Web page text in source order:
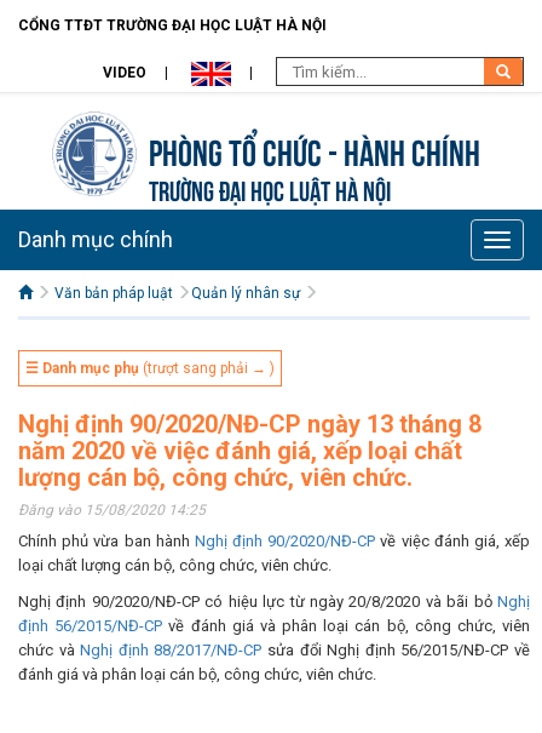
CỔNG TTĐT TRƯỜNG ĐẠI HỌC LUẬT HÀ NỘI
VIDEO
Phòng Tổ chức - Hành chính
TRƯỜNG ĐẠI HỌC LUẬT HÀ NỘI
Toggle
Danh mục chính
Văn bản pháp luật Quản lý nhân sự
☰ Danh mục phụ (trượt sang phải → )
Nghị định 90/2020/NĐ-CP ngày 13 tháng 8
năm 2020 về việc đánh giá, xếp loại chất
lượng cán bộ, công chức, viên chức.
Đăng vào 15/08/2020 14:25
Chính phủ vừa ban hành Nghị định 90/2020/NĐ-CP về việc đánh giá, xếp
loại chất lượng cán bộ, công chức, viên chức.
Nghị định 90/2020/NĐ-CP có hiệu lực từ ngày 20/8/2020 và bãi bỏ Nghị
định 56/2015/NĐ-CP về đánh giá và phân loại cán bộ, công chức, viên
chức và Nghị định 88/2017/NĐ-CP sửa đổi Nghị định 56/2015/NĐ-CP về
đánh giá và phân loại cán bộ, công chức, viên chức.